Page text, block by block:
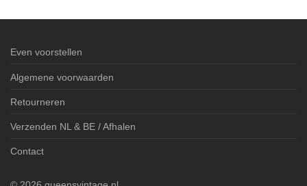
Even voorstellen
Algemene voorwaarden
Retourneren
Verzenden NL & BE / Afhalen
Contact